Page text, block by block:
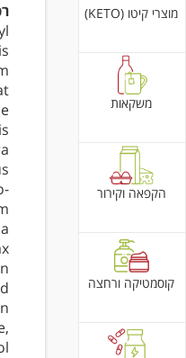
מוצרי קיטו (KETO)
משקאות
הקפאה וקירור
קוסמטיקה ורחצה